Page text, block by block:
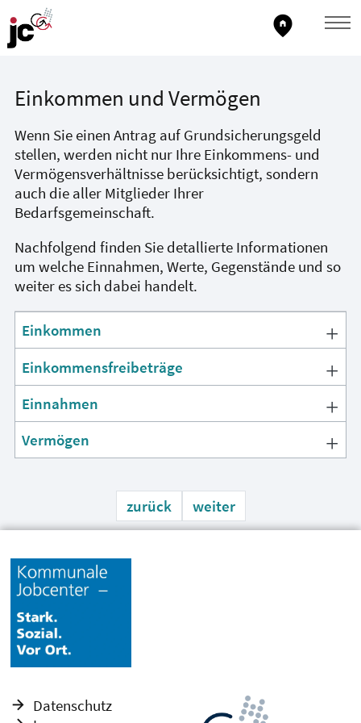
home_pin
Einkommen und Vermögen
Wenn Sie einen Antrag auf Grundsicherungsgeld
stellen, werden nicht nur Ihre Einkommens- und
Vermögensverhältnisse berücksichtigt, sondern
auch die aller Mitglieder Ihrer
Bedarfsgemeinschaft.
Nachfolgend finden Sie detallierte Informationen
um welche Einnahmen, Werte, Gegenstände und so
weiter es sich dabei handelt.
Einkommen
Einkommensfreibeträge
Einnahmen
Vermögen
zurück weiter
Datenschutz